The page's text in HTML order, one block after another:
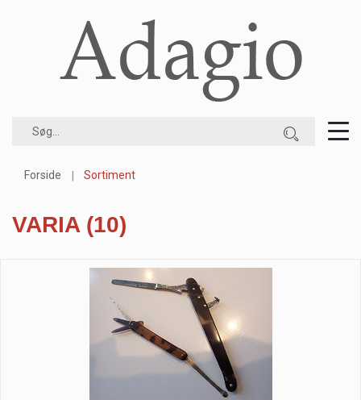
Forside Sortiment
VARIA (10)